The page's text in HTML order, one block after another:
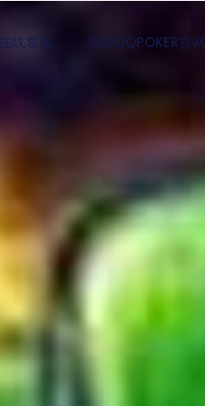
在线客服 找到QQPOKER官网